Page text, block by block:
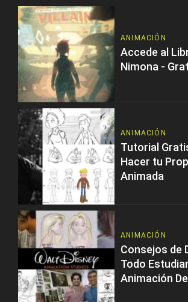
ANIMACIÓN
Accede al
Nimona -
ANIMACIÓN
Tutorial
Hacer tu
Animada
ANIMACIÓN
Consejos de
Todo
Animación